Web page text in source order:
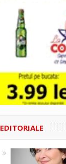
EDITORIALE